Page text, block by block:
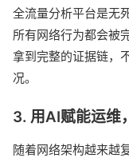
全流量分析平台是无
所有网络行为都会被
拿到完整的证据链，
况。
3. 用AI赋能运维
随着网络架构越来越